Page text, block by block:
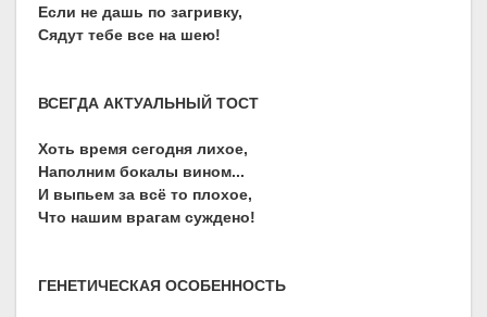
Если не дашь по загривку,
Сядут тебе все на шею!
ВСЕГДА АКТУАЛЬНЫЙ ТОСТ
Хоть время сегодня лихое,
Наполним бокалы вином...
И выпьем за всё то плохое,
Что нашим врагам суждено!
ГЕНЕТИЧЕСКАЯ ОСОБЕННОСТЬ